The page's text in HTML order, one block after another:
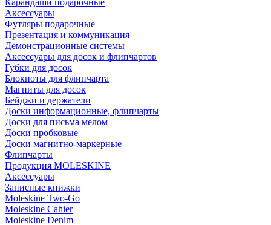
Карандаши подарочные
Аксессуары
Футляры подарочные
Презентация и коммуникация
Демонстрационные системы
Аксессуары для досок и флипчартов
Губки для досок
Блокноты для флипчарта
Магниты для досок
Бейджи и держатели
Доски информационные, флипчарты
Доски для письма мелом
Доски пробковые
Доски магнитно-маркерные
Флипчарты
Продукция MOLESKINE
Аксессуары
Записные книжки
Moleskine Two-Go
Moleskine Cahier
Moleskine Denim